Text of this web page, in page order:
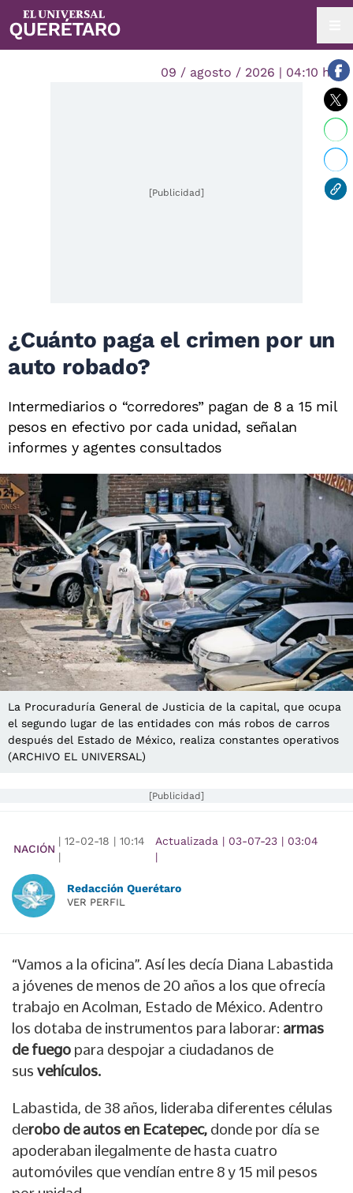
09 / agosto / 2026 | 04:10 hrs.
[Publicidad]
¿Cuánto paga el crimen por un
auto robado?
Intermediarios o “corredores” pagan de 8 a 15 mil
pesos en efectivo por cada unidad, señalan
informes y agentes consultados
La Procuraduría General de Justicia de la capital, que ocupa
el segundo lugar de las entidades con más robos de carros
después del Estado de México, realiza constantes operativos
(ARCHIVO EL UNIVERSAL)
[Publicidad]
NACIÓN
| 12-02-18 | 10:14
|
Actualizada | 03-07-23 | 03:04
|
Redacción Querétaro
VER PERFIL
“Vamos a la oficina”. Así les decía Diana Labastida
a jóvenes de menos de 20 años a los que ofrecía
trabajo en Acolman, Estado de México. Adentro
los dotaba de instrumentos para laborar: armas
de fuego para despojar a ciudadanos de
sus vehículos.
Labastida, de 38 años, lideraba diferentes células
derobo de autos en Ecatepec, donde por día se
apoderaban ilegalmente de hasta cuatro
automóviles que vendían entre 8 y 15 mil pesos